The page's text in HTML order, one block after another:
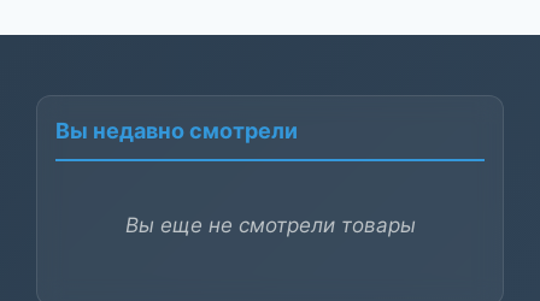
Вы недавно смотрели
Вы еще не смотрели товары